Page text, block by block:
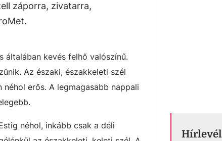
záporra, zivatarra,
általában kevés felhő valószínű.
Az északi, északkeleti szél
erős. A legmagasabb nappali
néhol, inkább csak a déli
Hírlevél